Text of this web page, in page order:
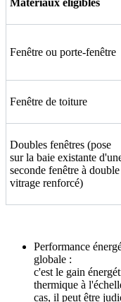
Matériaux éligibles
Fenêtre ou porte-fenêtre
Fenêtre de toiture
Doubles fenêtres (pose
sur la baie existante
seconde fenêtre à double
vitrage renforcé)
Performance
globale :
c'est le gain
thermique à
cas, il peut être